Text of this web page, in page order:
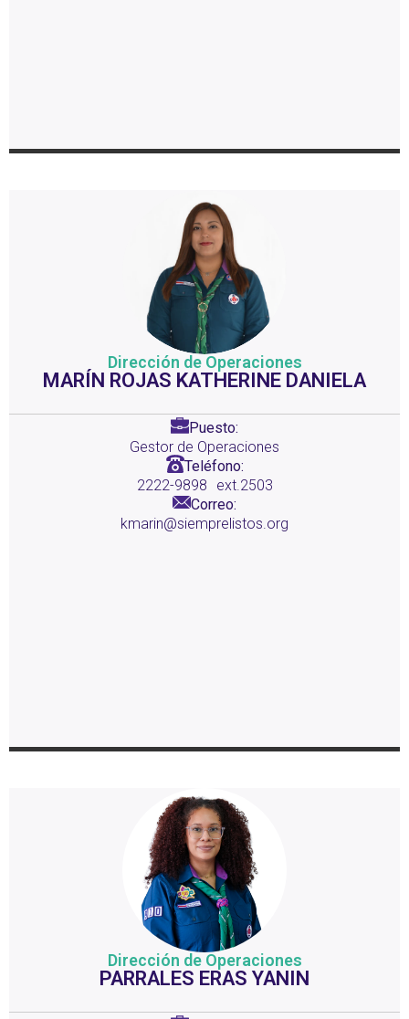
Dirección de Operaciones
MARÍN ROJAS KATHERINE DANIELA
Puesto:
Gestor de Operaciones
Teléfono:
2222-9898
ext.2503
Correo:
kmarin@siemprelistos.org
Dirección de Operaciones
PARRALES ERAS YANIN